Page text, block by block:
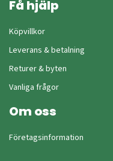
Få hjälp
Köpvillkor
Leverans & betalning
Returer & byten
Vanliga frågor
Om oss
Företagsinformation